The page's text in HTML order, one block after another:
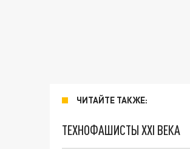
ЧИТАЙТЕ ТАКЖЕ:
ТЕХНОФАШИСТЫ XXI ВЕКА